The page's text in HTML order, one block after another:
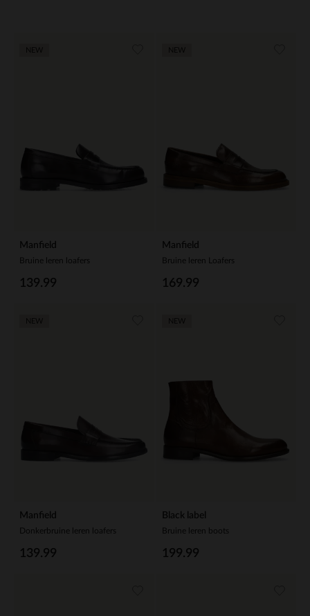
Manfield
Bruine leren loafers
139.99
Manfield
Bruine leren Loafers
169.99
Manfield
Donkerbruine leren loafers
139.99
Black label
Bruine leren boots
199.99